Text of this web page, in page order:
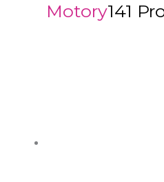
Motory141